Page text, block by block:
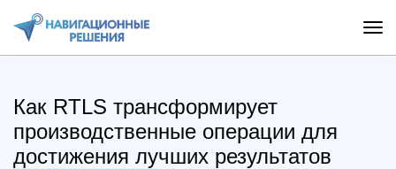
Как RTLS трансформирует
производственные операции для
достижения лучших результатов